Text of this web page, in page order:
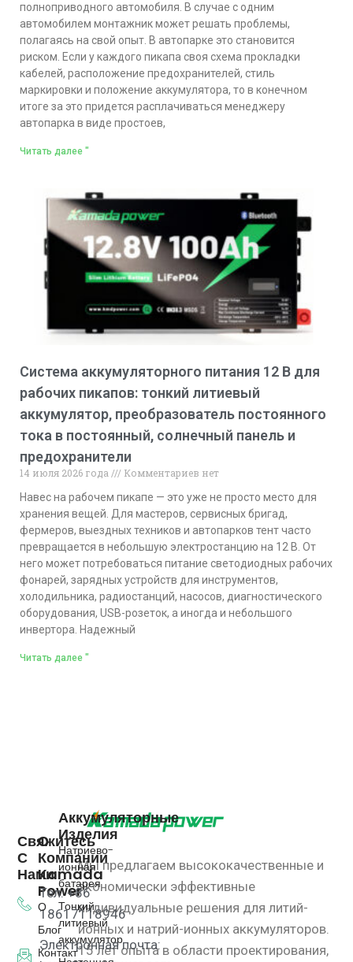
полноприводного автомобиля. В случае с одним
автомобилем монтажник может решать проблемы,
полагаясь на свой опыт. В автопарке это становится
риском. Если у каждого пикапа своя схема прокладки
кабелей, расположение предохранителей, стиль
маркировки и положение аккумулятора, то в конечном
итоге за это придется расплачиваться менеджеру
автопарка в виде простоев,
Читать далее "
Система аккумуляторного питания 12 В для
рабочих пикапов: тонкий литиевый
аккумулятор, преобразователь постоянного
тока в постоянный, солнечный панель и
предохранители
14 июля 2026 года
Комментариев нет
Навес на рабочем пикапе — это уже не просто место для
хранения вещей. Для мастеров, сервисных бригад,
фермеров, выездных техников и автопарков тент часто
превращается в небольшую электростанцию на 12 В. От
него может потребоваться питание светодиодных рабочих
фонарей, зарядных устройств для инструментов,
холодильника, радиостанций, насосов, диагностического
оборудования, USB-розеток, а иногда и небольшого
инвертора. Надежный
Читать далее "
Мы предлагаем высококачественные и
экономически эффективные
индивидуальные решения для литий-
ионных и натрий-ионных аккумуляторов.
15 лет опыта в области проектирования,
Аккумуляторные
Изделия
Натриево-
ионная
батарея
Тонкий
литиевый
аккумулятор
О
Компании
Kamada
Power
О
Блог
Контакт
Свяжитесь
С
Нами
Тел: +86
18617118946
Электронная почта: